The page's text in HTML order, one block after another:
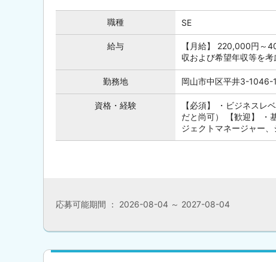
職種 SE
給与
【月給】 220,000円～
収および希望年収等を
勤務地 岡山市中区平井3-1046-1
資格・経験
【必須】 ・ビジネスレ
だと尚可） 【歓迎】 ・
ジェクトマネージャー、
応募可能期間 ： 2026-08-04 ～ 2027-08-04